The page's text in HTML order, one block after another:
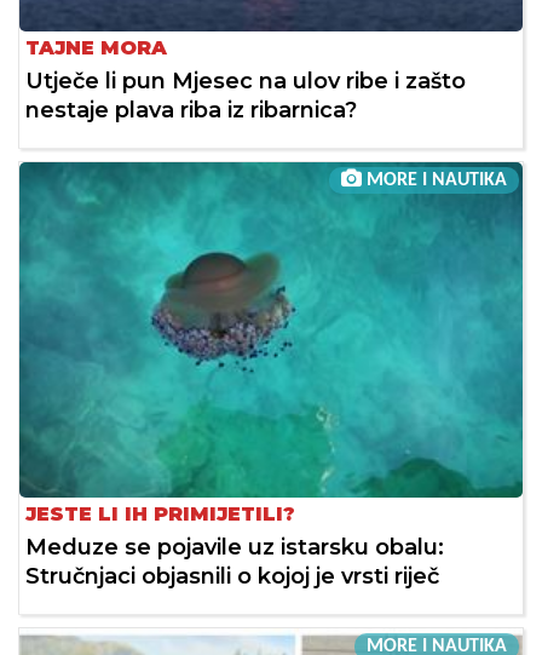
TAJNE MORA
Utječe li pun Mjesec na ulov ribe i zašto
nestaje plava riba iz ribarnica?
MORE I NAUTIKA
JESTE LI IH PRIMIJETILI?
Meduze se pojavile uz istarsku obalu:
Stručnjaci objasnili o kojoj je vrsti riječ
MORE I NAUTIKA